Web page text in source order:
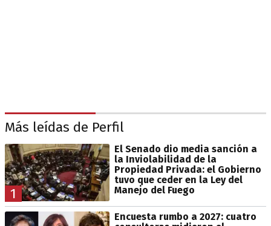
Más leídas de Perfil
1
El Senado dio media sanción a
la Inviolabilidad de la
Propiedad Privada: el Gobierno
tuvo que ceder en la Ley del
Manejo del Fuego
Encuesta rumbo a 2027: cuatro